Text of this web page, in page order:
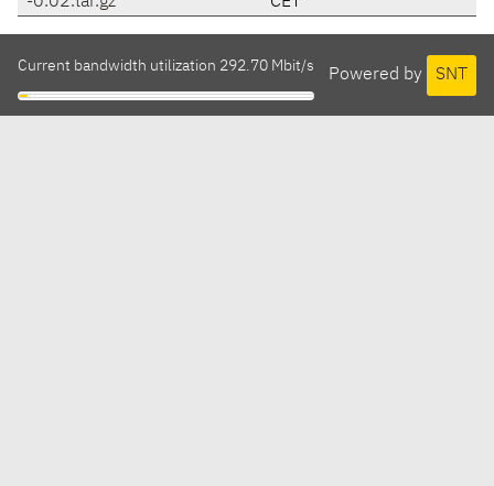
Powered by SNT
Current bandwidth utilization 292.70 Mbit/s